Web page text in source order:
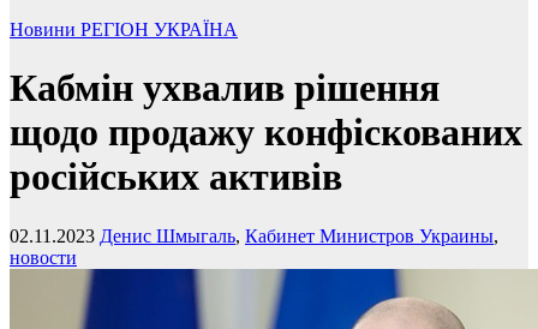
Новини РЕГІОН УКРАЇНА
Кабмін ухвалив рішення
щодо продажу конфіскованих
російських активів
02.11.2023 Денис Шмыгаль, Кабинет Министров Украины,
новости